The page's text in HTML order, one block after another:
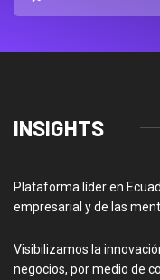
INSIGHTS
Plataforma líder en
empresarial y de las
Visibilizamos la
negocios, por medio de